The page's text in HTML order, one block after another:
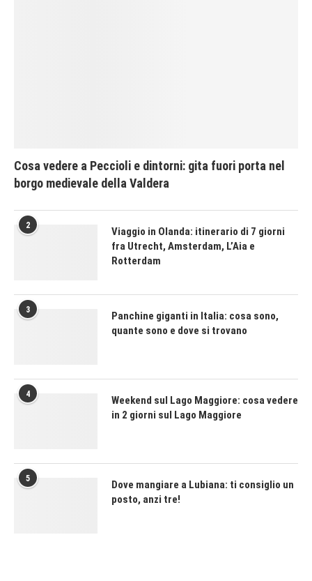
Cosa vedere a Peccioli e dintorni: gita fuori porta nel
borgo medievale della Valdera
2
Viaggio in Olanda: itinerario di 7 giorni
fra Utrecht, Amsterdam, L’Aia e
Rotterdam
3
Panchine giganti in Italia: cosa sono,
quante sono e dove si trovano
4
Weekend sul Lago Maggiore: cosa vedere
in 2 giorni sul Lago Maggiore
5
Dove mangiare a Lubiana: ti consiglio un
posto, anzi tre!